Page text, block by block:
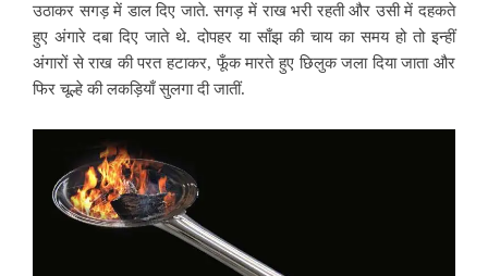
उठाकर सगड़ में डाल दिए जाते. सगड़ में राख भरी रहती और उसी में दहकते
हुए अंगारे दबा दिए जाते थे. दोपहर या साँझ की चाय का समय हो तो इन्हीं
अंगारों से राख की परत हटाकर, फूँक मारते हुए छिलुक जला दिया जाता और
फिर चूल्हे की लकड़ियाँ सुलगा दी जातीं.